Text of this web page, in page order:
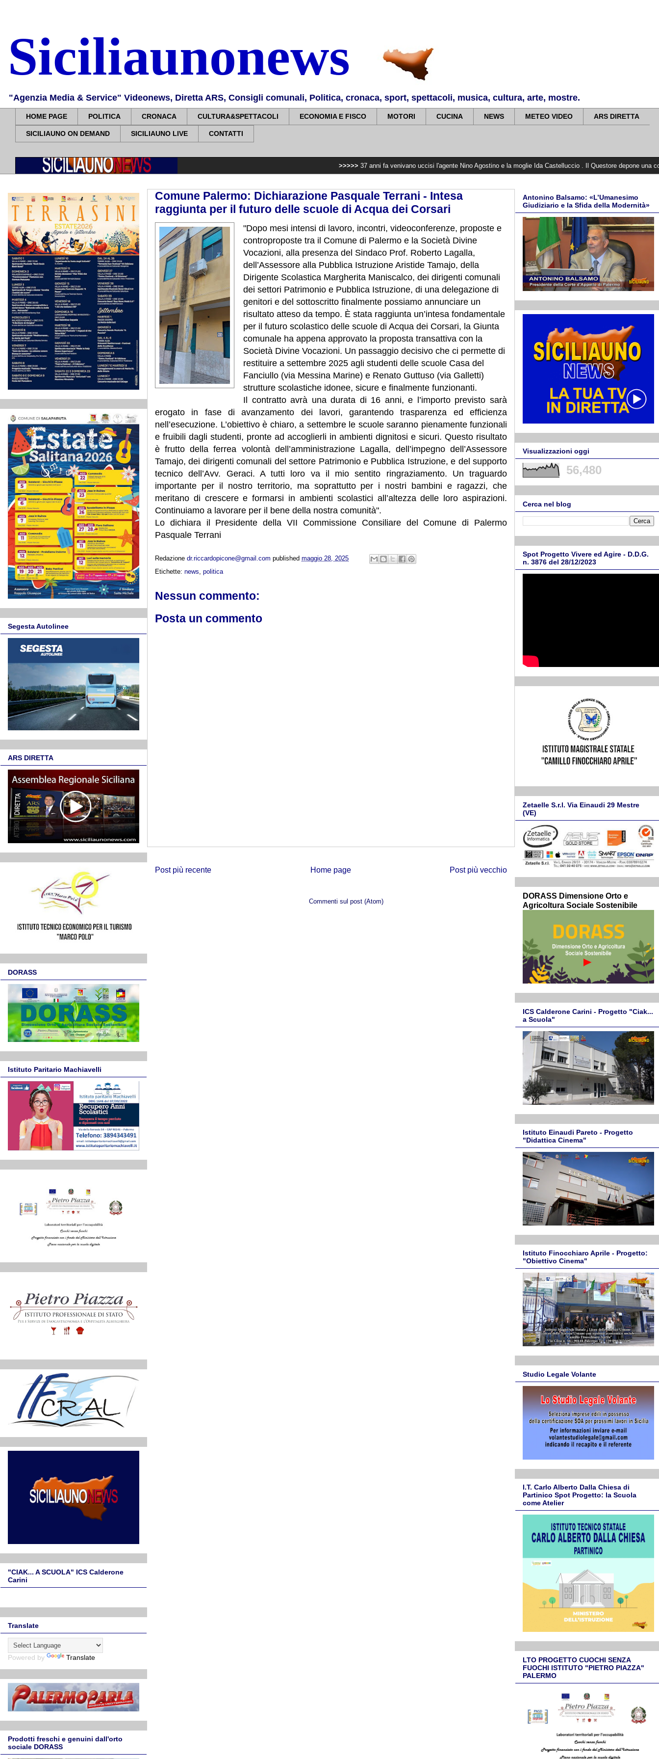
Siciliaunonews
"Agenzia Media & Service" Videonews, Diretta ARS, Consigli comunali, Politica, cronaca, sport, spettacoli, musica, cultura, arte, mostre.
HOME PAGE POLITICA CRONACA CULTURA&SPETTACOLI ECONOMIA E FISCO MOTORI CUCINA NEWS METEO VIDEO ARS DIRETTA
SICILIAUNO ON DEMAND SICILIAUNO LIVE CONTATTI
37 anni fa venivano uccisi l'agente Nino Agostino e la moglie Ida Castelluccio . Il Questore depone una corona di
Comune Palermo: Dichiarazione Pasquale Terrani - Intesa
raggiunta per il futuro delle scuole di Acqua dei Corsari
"Dopo mesi intensi di lavoro, incontri, videoconferenze, proposte e
controproposte tra il Comune di Palermo e la Società Divine
Vocazioni, alla presenza del Sindaco Prof. Roberto Lagalla,
dell’Assessore alla Pubblica Istruzione Aristide Tamajo, della
Dirigente Scolastica Margherita Maniscalco, dei dirigenti comunali
dei settori Patrimonio e Pubblica Istruzione, di una delegazione di
genitori e del sottoscritto finalmente possiamo annunciare un
risultato atteso da tempo. È stata raggiunta un’intesa fondamentale
per il futuro scolastico delle scuole di Acqua dei Corsari, la Giunta
comunale ha appena approvato la proposta transattiva con la
Società Divine Vocazioni. Un passaggio decisivo che ci permette di
restituire a settembre 2025 agli studenti delle scuole Casa del
Fanciullo (via Messina Marine) e Renato Guttuso (via Galletti)
strutture scolastiche idonee, sicure e finalmente funzionanti.
Il contratto avrà una durata di 16 anni, e l’importo previsto sarà
erogato in fase di avanzamento dei lavori, garantendo trasparenza ed efficienza
nell’esecuzione. L’obiettivo è chiaro, a settembre le scuole saranno pienamente funzionali
e fruibili dagli studenti, pronte ad accoglierli in ambienti dignitosi e sicuri. Questo risultato
è frutto della ferrea volontà dell’amministrazione Lagalla, dell’impegno dell’Assessore
Tamajo, dei dirigenti comunali del settore Patrimonio e Pubblica Istruzione, e del supporto
tecnico dell’Avv. Geraci. A tutti loro va il mio sentito ringraziamento. Un traguardo
importante per il nostro territorio, ma soprattutto per i nostri bambini e ragazzi, che
meritano di crescere e formarsi in ambienti scolastici all’altezza delle loro aspirazioni.
Continuiamo a lavorare per il bene della nostra comunità".
Lo dichiara il Presidente della VII Commissione Consiliare del Comune di Palermo
Pasquale Terrani
Redazione dr.riccardopicone@gmail.com published maggio 28, 2025
Etichette: news politica
Nessun commento:
Posta un commento
Post più recente Post più vecchio
Home page
Commenti sul post (Atom)
Segesta Autolinee
ARS DIRETTA
DORASS
Istituto Paritario Machiavelli
"CIAK... A SCUOLA" ICS Calderone
Carini
Translate
Powered by Translate
Prodotti freschi e genuini dall'orto
sociale DORASS
Antonino Balsamo: «L’Umanesimo
Giudiziario e la Sfida della Modernità»
Visualizzazioni oggi
56,480
Cerca nel blog
Spot Progetto Vivere ed Agire - D.D.G.
n. 3876 del 28/12/2023
Zetaelle S.r.l. Via Einaudi 29 Mestre
(VE)
DORASS Dimensione Orto e
Agricoltura Sociale Sostenibile
ICS Calderone Carini - Progetto "Ciak...
a Scuola"
Istituto Einaudi Pareto - Progetto
"Didattica Cinema"
Istituto Finocchiaro Aprile - Progetto:
"Obiettivo Cinema"
Studio Legale Volante
I.T. Carlo Alberto Dalla Chiesa di
Partinico Spot Progetto: la Scuola
come Atelier
LTO PROGETTO CUOCHI SENZA
FUOCHI ISTITUTO "PIETRO PIAZZA"
PALERMO